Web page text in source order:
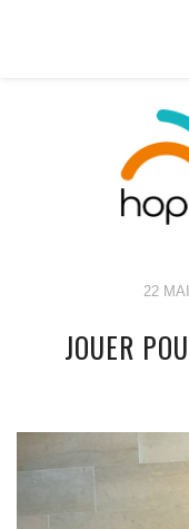
22
JOUER